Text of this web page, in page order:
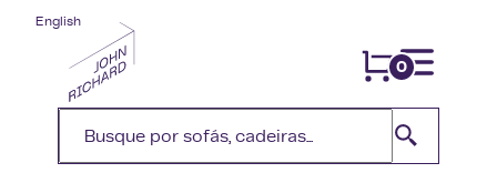
0
English